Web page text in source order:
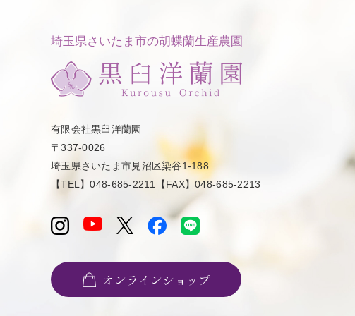
埼玉県さいたま市の胡蝶蘭生産農園
有限会社黒臼洋蘭園
〒337-0026
埼玉県さいたま市見沼区染谷1-188
【TEL】048-685-2211【FAX】048-685-2213
オンラインショップ